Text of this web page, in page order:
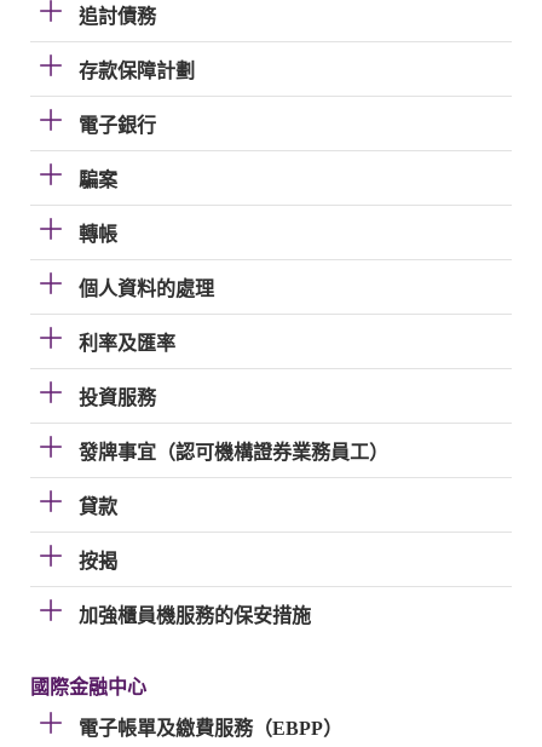
追討債務
存款保障計劃
電子銀行
騙案
轉帳
個人資料的處理
利率及匯率
投資服務
發牌事宜（認可機構證券業務員工）
貸款
按揭
加強櫃員機服務的保安措施
國際金融中心
電子帳單及繳費服務（EBPP）